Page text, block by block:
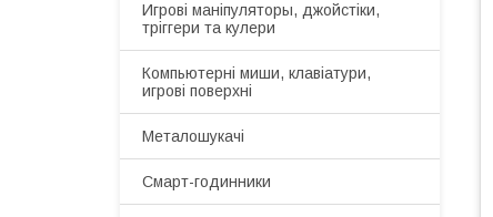
Игрові маніпуляторы, джойстіки,
тріггери та кулери
Компьютерні миши, клавіатури,
игрові поверхні
Металошукачі
Смарт-годинники